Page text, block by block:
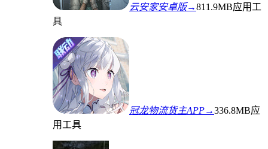
云安家安卓版→811.9MB应用工
具
冠龙物流货主APP→336.8MB应
用工具